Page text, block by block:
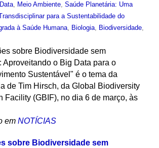
, Meio Ambiente, Saúde Planetária: Uma
para a Sustentabilidade do
à Saúde Humana, Biologia, Biodiversidade,
sobre Biodiversidade sem
Aproveitando o Big Data para o
Sustentável" é o tema da
de Tim Hirsch, da Global Biodiversity
Facility (GBIF), no dia 6 de março, às
em NOTÍCIAS
sobre Biodiversidade sem